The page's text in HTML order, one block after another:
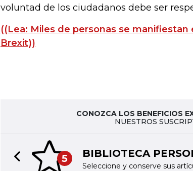
voluntad de los ciudadanos debe ser
((Lea: Miles de personas se manifiestan
Brexit))
CONOZCA LOS BENEFICIOS
NUESTROS
5 BIBLIOTECA
Seleccione y conserve sus
Previous slide